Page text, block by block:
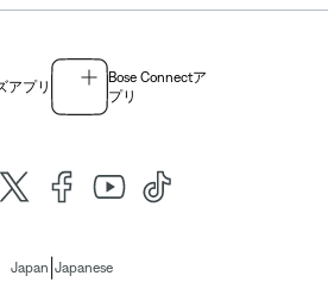
アプリ
Bose Connectア
プリ
Japan Japanese